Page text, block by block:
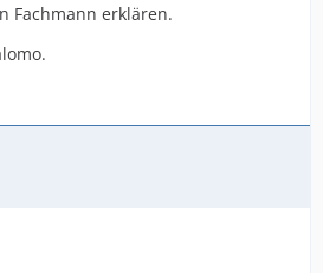
Fachmann erklären.